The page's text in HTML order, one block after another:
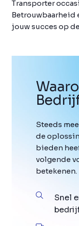
Transporter
Betrouwbaarheid
jouw succes op
Steeds
de
bieden
volgende
betekenen.
Snel